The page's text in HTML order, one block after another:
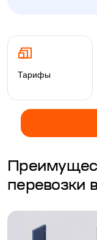
Тарифы
перевозки